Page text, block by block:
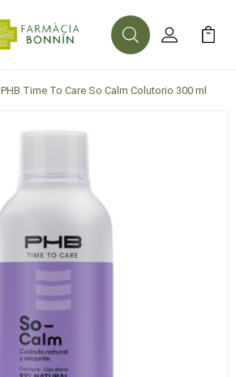
BuscarMi Cuenta
Mi
PHB Time To Care So Calm Colutorio 300 ml